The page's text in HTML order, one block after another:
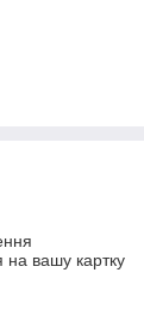
на вашу картку